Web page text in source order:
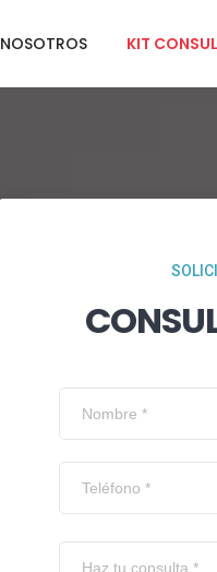
NOSOTROS KIT